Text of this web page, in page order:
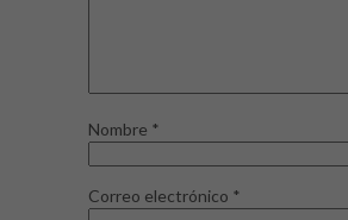
Nombre *
Correo electrónico *